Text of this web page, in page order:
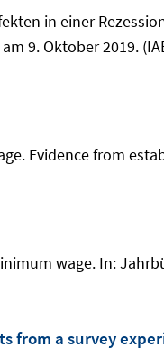
in einer
9. Oktober 2019.
Evidence from
wage. In:
from a survey